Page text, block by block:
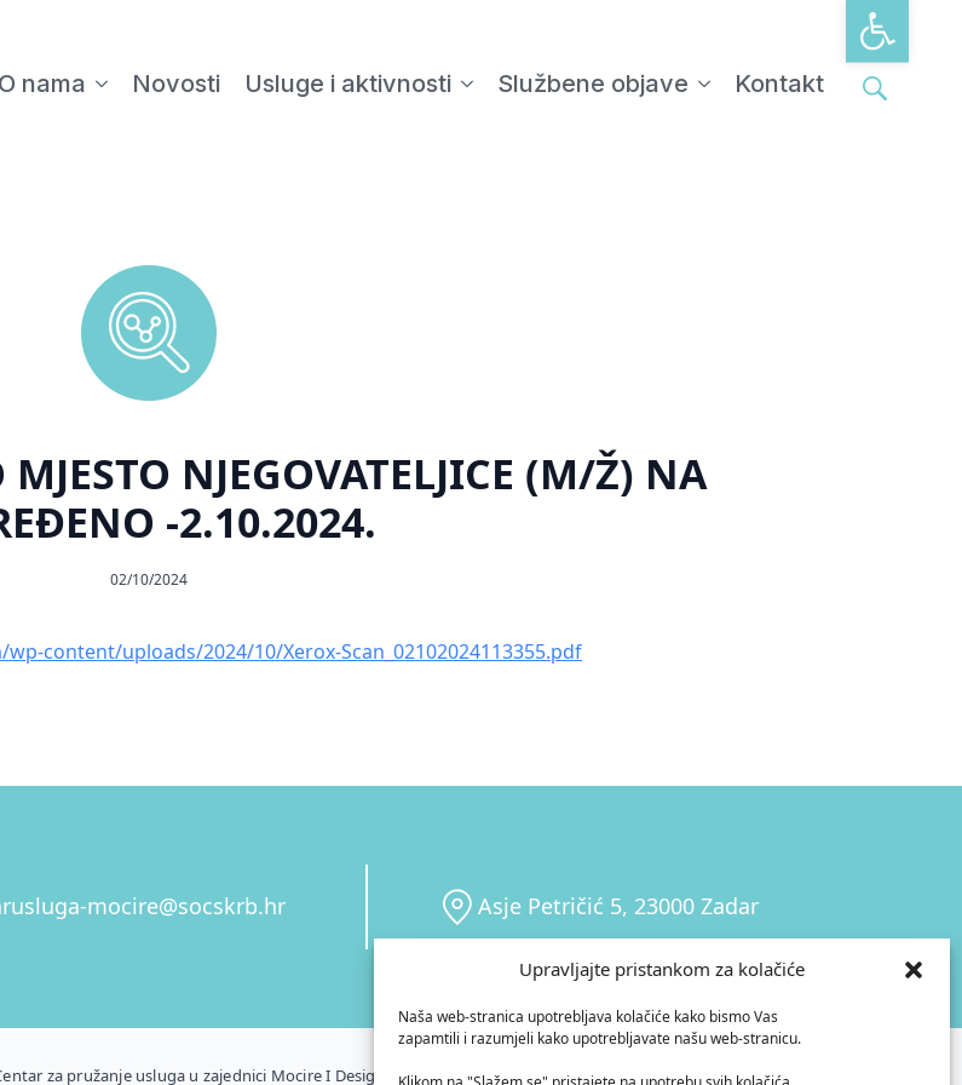
Upravljajte pristankom za kolačiće
Naša web-stranica upotrebljava kolačiće kako bismo Vas
zapamtili i razumjeli kako upotrebljavate našu web-stranicu.
O nama Novosti Usluge i aktivnosti Službene objave Kontakt
NJEGOVATELJICE (M/Ž) NA
-2.10.2024.
02/10/2024
content/uploads/2024/10/Xerox-Scan_02102024113355.pdf
mocire@socskrb.hr Asje Petričić 5, 23000 Zadar
za pružanje usluga u zajednici Mocire I Design by HIA